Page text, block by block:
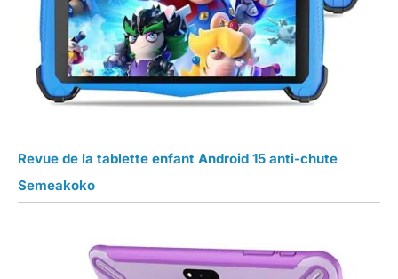
Revue de la tablette enfant Android 15 anti-chute
Semeakoko